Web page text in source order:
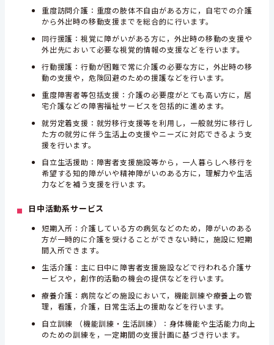
重度訪問介護：重度の肢体不自由がある方に，自宅での介護
から外出時の移動支援までを総合的に行います。
同行援護：視覚に障がいがある方に，外出時の移動の支援や
外出先において必要な視覚的情報の支援などを行います。
行動援護：行動が困難で常に介護の必要な方に，外出時の移
動の支援や，危険回避のための援護などを行います。
重度障害者等包括支援：介護の必要度がとても高い方に，居
宅介護などの障害福祉サービスを包括的に進めます。
就労定着支援：就労移行支援等を利用し，一般就労に移行し
た方の就労に伴う生活上の支援やニーズに対応できるよう支
援を行います。
自立生活援助：障害者支援施設等から，一人暮らしへ移行を
希望する知的障がいや精神障がいのある方に，理解力や生活
力などを補う支援を行います。
日中活動系サービス
短期入所：介護している方の病気などのため，障がいのある
方が一時的に介護を受けることができない時に，施設に短期
間入所できます。
生活介護：主に日中に障害者支援施設などで行われる介護サ
ービスや，創作的活動の機会の提供などを行います。
療養介護：病院などの施設において，機能訓練や療養上の管
理，看護，介護，日常生活上の援助などを行います。
自立訓練 （機能訓練・生活訓練）：身体機能や生活能力向上
のための訓練を，一定期間の支援計画に基づき行います。